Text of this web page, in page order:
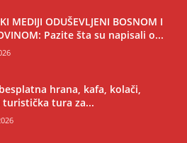
MEDIJI ODUŠEVLJENI BOSNOM I
Pazite šta su napisali o...
hrana, kafa, kolači,
turistička tura za...